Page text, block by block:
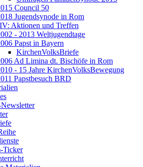
Council 50
Jugendsynode in Rom
Aktionen und Treffen
- 2013 Weltjugendtage
Papst in Bayern
KirchenVolksBriefe
Ad Limina dt. Bischöfe in Rom
- 15 Jahre KirchenVolksBewegung
Papstbesuch BRD
Ticker